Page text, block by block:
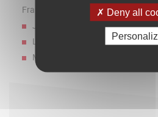
Françaises (AVF Grand Albigeois)
Jérôme Saysset - Gérant Murs
Lionel Luquin - Directeur de
M.Patrick Bordessoule -
Deny all